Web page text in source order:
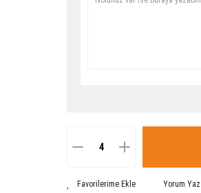
Yorum Yaz